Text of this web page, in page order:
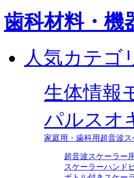
歯科材料・機
人気カテゴ
生体情報
パルスオ
家庭用・歯科用超音波ス
超音波スケーラー
スケーラーハンド